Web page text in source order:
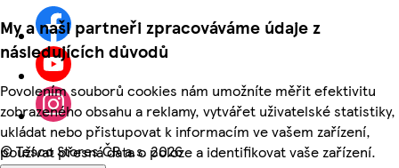
My a naši partneři zpracováváme údaje z
následujících důvodů
Povolením souborů cookies nám umožníte měřit efektivitu
zobrazeného obsahu a reklamy, vytvářet uživatelské statistiky,
ukládat nebo přistupovat k informacím ve vašem zařízení,
používat přesná data o poloze a identifikovat vaše zařízení.
©Tesco Stores ČR a.s. 2026